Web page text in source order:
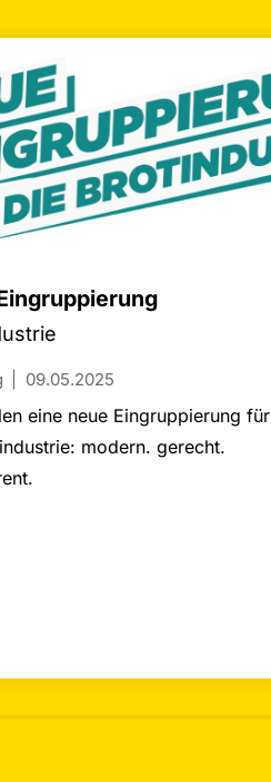
09.05.2025
eine neue Eingruppierung für
modern. gerecht.